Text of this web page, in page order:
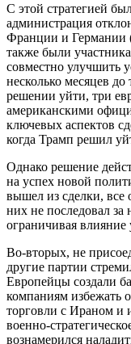
С этой стратегией
администрация
Франции и Германии
также были
совместно улучшить
несколько месяцев
решении уйти, три
американскими
ключевых аспектов
когда Трамп решил
Однако решение
на успех новой
вышел из сделки, все
них не последовал
ограничивая
Во-вторых, не
другие партии
Европейцы создали
компаниям избежать
торговли с Ираном и
военно-
вознамерился